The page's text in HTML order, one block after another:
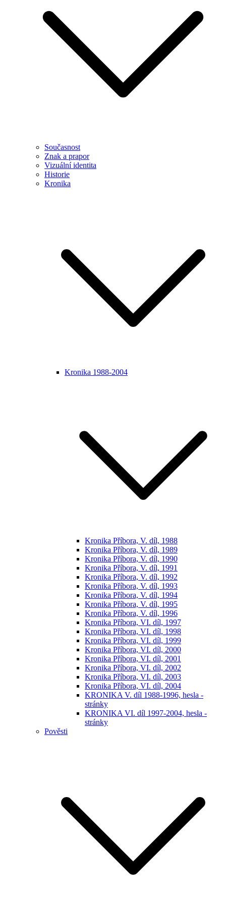
Současnost
Znak a prapor
Vizuální identita
Historie
Kronika
Kronika 1988-2004
Kronika Příbora, V. díl, 1988
Kronika Příbora, V. díl, 1989
Kronika Příbora, V. díl, 1990
Kronika Příbora, V. díl, 1991
Kronika Příbora, V. díl, 1992
Kronika Příbora, V. díl, 1993
Kronika Příbora, V. díl, 1994
Kronika Příbora, V. díl, 1995
Kronika Příbora, V. díl, 1996
Kronika Příbora, VI. díl, 1997
Kronika Příbora, VI. díl, 1998
Kronika Příbora, VI. díl, 1999
Kronika Příbora, VI. díl, 2000
Kronika Příbora, VI. díl, 2001
Kronika Příbora, VI. díl, 2002
Kronika Příbora, VI. díl, 2003
Kronika Příbora, VI. díl, 2004
KRONIKA V. díl 1988-1996, hesla -
stránky
KRONIKA VI. díl 1997-2004, hesla -
stránky
Pověsti